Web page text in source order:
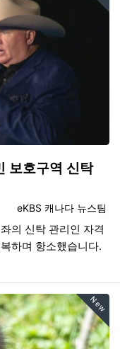
보호구역 신탁
등록자
eKBS 캐나다 뉴스팀
의 신탁 관리인 자격
하며 항소했습니다.
New